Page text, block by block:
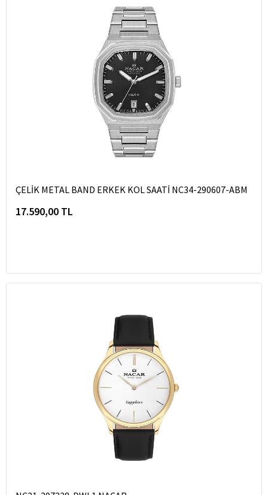
ÇELİK METAL BAND ERKEK KOL SAATİ NC34-290607-ABM
17.590,00 TL